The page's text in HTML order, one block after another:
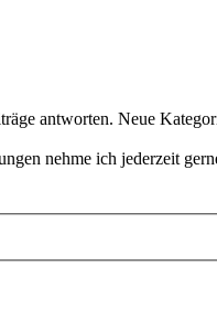
antworten. Neue
nehme ich jederzeit